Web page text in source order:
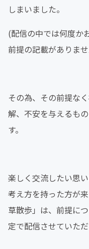
しまいました。
(配信の中では何度か
前提の記載がありま
その為、その前提な
解、不安を与えるも
す。
楽しく交流したい思
考え方を持った方が
草散歩」は、前提に
定で配信させていただ